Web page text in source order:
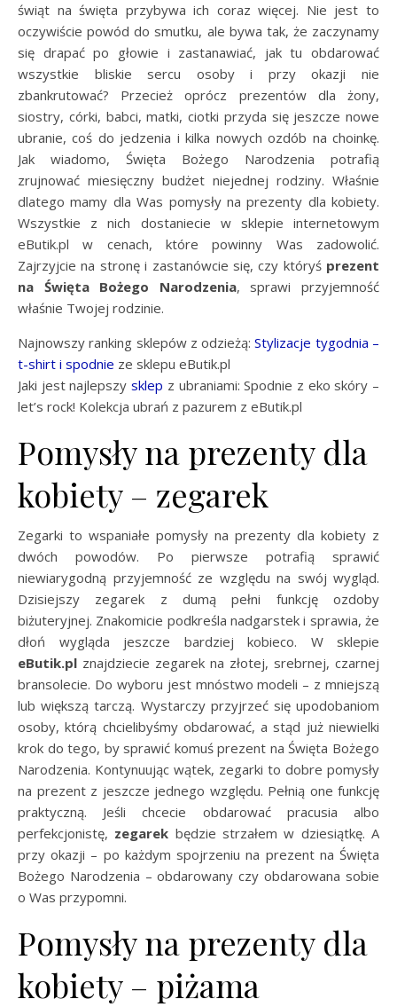
świąt na święta przybywa ich coraz więcej. Nie jest to
oczywiście powód do smutku, ale bywa tak, że zaczynamy
się drapać po głowie i zastanawiać, jak tu obdarować
wszystkie bliskie sercu osoby i przy okazji nie
zbankrutować? Przecież oprócz prezentów dla żony,
siostry, córki, babci, matki, ciotki przyda się jeszcze nowe
ubranie, coś do jedzenia i kilka nowych ozdób na choinkę.
Jak wiadomo, Święta Bożego Narodzenia potrafią
zrujnować miesięczny budżet niejednej rodziny. Właśnie
dlatego mamy dla Was pomysły na prezenty dla kobiety.
Wszystkie z nich dostaniecie w sklepie internetowym
eButik.pl w cenach, które powinny Was zadowolić.
Zajrzyjcie na stronę i zastanówcie się, czy któryś prezent
na Święta Bożego Narodzenia, sprawi przyjemność
właśnie Twojej rodzinie.
Najnowszy ranking sklepów z odzieżą:Stylizacje tygodnia –
t-shirt i spodnie ze sklepu eButik.pl
Jaki jest najlepszysklep z ubraniami: Spodnie z eko skóry –
let’s rock! Kolekcja ubrań z pazurem z eButik.pl
Pomysły na prezenty dla
kobiety – zegarek
Zegarki to wspaniałe pomysły na prezenty dla kobiety z
dwóch powodów. Po pierwsze potrafią sprawić
niewiarygodną przyjemność ze względu na swój wygląd.
Dzisiejszy zegarek z dumą pełni funkcję ozdoby
biżuteryjnej. Znakomicie podkreśla nadgarstek i sprawia, że
dłoń wygląda jeszcze bardziej kobieco. W sklepie
eButik.pl znajdziecie zegarek na złotej, srebrnej, czarnej
bransolecie. Do wyboru jest mnóstwo modeli – z mniejszą
lub większą tarczą. Wystarczy przyjrzeć się upodobaniom
osoby, którą chcielibyśmy obdarować, a stąd już niewielki
krok do tego, by sprawić komuś prezent na Święta Bożego
Narodzenia. Kontynuując wątek, zegarki to dobre pomysły
na prezent z jeszcze jednego względu. Pełnią one funkcję
praktyczną. Jeśli chcecie obdarować pracusia albo
perfekcjonistę, zegarek będzie strzałem w dziesiątkę. A
przy okazji – po każdym spojrzeniu na prezent na Święta
Bożego Narodzenia – obdarowany czy obdarowana sobie
o Was przypomni.
Pomysły na prezenty dla
kobiety – piżama